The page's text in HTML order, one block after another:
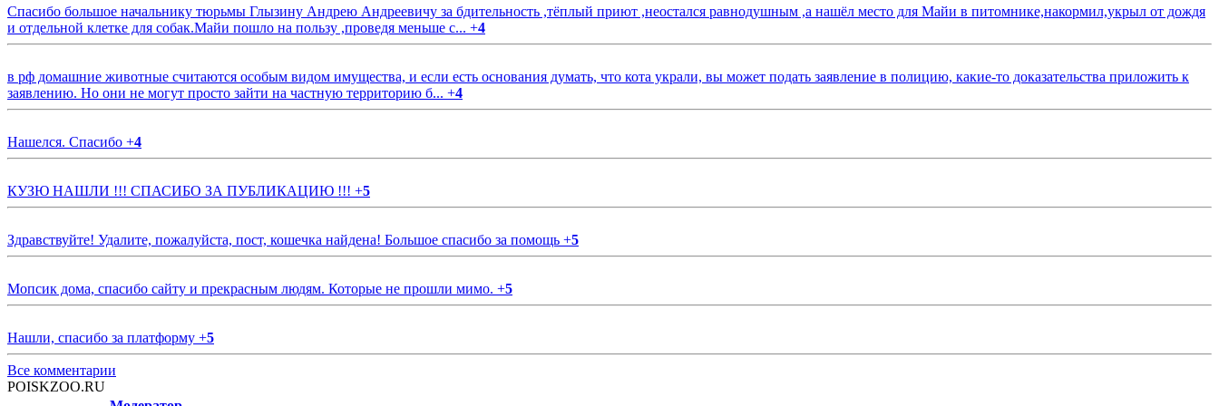
Спасибо большое начальнику тюрьмы Глызину Андрею Андреевичу за бдительность ,тёплый приют ,неостался равнодушным ,а нашёл место для Майи в питомнике,накормил,укрыл от дождя
и отдельной клетке для собак.Майи пошло на пользу ,проведя меньше с... +4
в рф домашние животные считаются особым видом имущества, и если есть основания думать, что кота украли, вы может подать заявление в полицию, какие-то доказательства приложить к
заявлению. Но они не могут просто зайти на частную территорию б... +4
Нашелся. Спасибо +4
КУЗЮ НАШЛИ !!! СПАСИБО ЗА ПУБЛИКАЦИЮ !!! +5
Здравствуйте! Удалите, пожалуйста, пост, кошечка найдена! Большое спасибо за помощь +5
Мопсик дома, спасибо сайту и прекрасным людям. Которые не прошли мимо. +5
Нашли, спасибо за платформу +5
Все комментарии
POISKZOO.RU